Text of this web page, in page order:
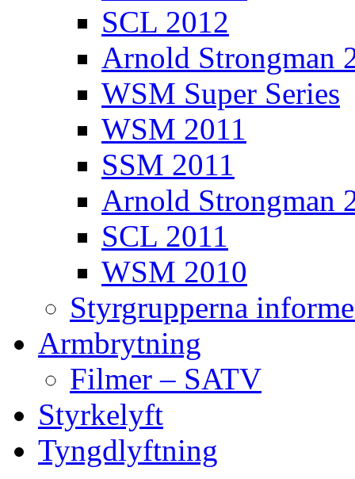
SCL 2012
Arnold Strongman
WSM Super Series
WSM 2011
SSM 2011
Arnold Strongman
SCL 2011
WSM 2010
Styrgrupperna
Armbrytning
Filmer – SATV
Styrkelyft
Tyngdlyftning